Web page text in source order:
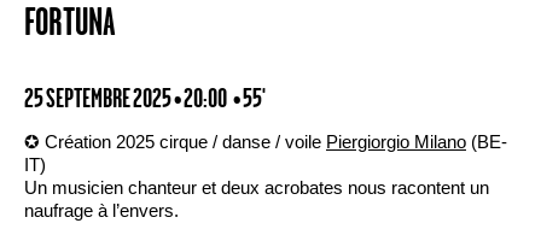
FORTUNA
25 SEPTEMBRE 2025 • 20:00 • 55'
✪ Création 2025 cirque / danse / voile Piergiorgio Milano (BE-
IT)
Un musicien chanteur et deux acrobates nous racontent un
naufrage à l’envers.